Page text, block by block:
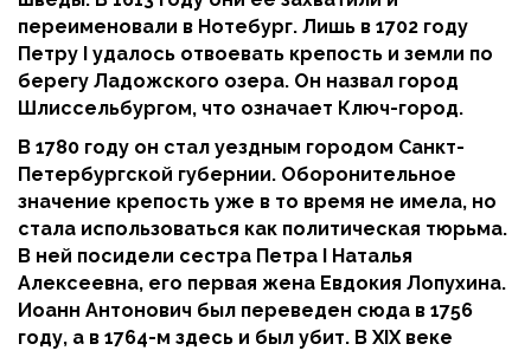
переименовали в Нотебург. Лишь в 1702 году
Петру I удалось отвоевать крепость и земли по
берегу Ладожского озера. Он назвал город
Шлиссельбургом, что означает Ключ-город.
В 1780 году он стал уездным городом Санкт-
Петербургской губернии. Оборонительное
значение крепость уже в то время не имела, но
стала использоваться как политическая тюрьма.
В ней посидели сестра Петра I Наталья
Алексеевна, его первая жена Евдокия Лопухина.
Иоанн Антонович был переведен сюда в 1756
году, а в 1764-м здесь и был убит. В XIX веке